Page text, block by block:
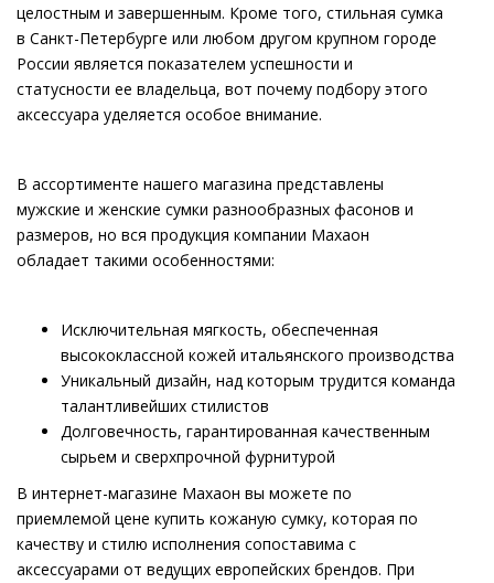
целостным и завершенным. Кроме того, стильная сумка
в Санкт-Петербурге или любом другом крупном городе
России является показателем успешности и
статусности ее владельца, вот почему подбору этого
аксессуара уделяется особое внимание.
В ассортименте нашего магазина представлены
мужские и женские сумки разнообразных фасонов и
размеров, но вся продукция компании Махаон
обладает такими особенностями:
Исключительная мягкость, обеспеченная
высококлассной кожей итальянского производства
Уникальный дизайн, над которым трудится команда
талантливейших стилистов
Долговечность, гарантированная качественным
сырьем и сверхпрочной фурнитурой
В интернет-магазине Махаон вы можете по
приемлемой цене купить кожаную сумку, которая по
качеству и стилю исполнения сопоставима с
аксессуарами от ведущих европейских брендов. При